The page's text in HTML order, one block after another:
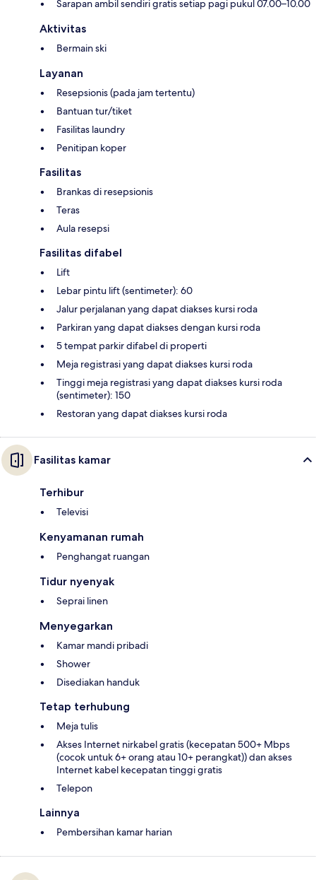
Sarapan ambil sendiri gratis setiap pagi pukul 07.00–10.00
Aktivitas
Bermain ski
Layanan
Resepsionis (pada jam tertentu)
Bantuan tur/tiket
Fasilitas laundry
Penitipan koper
Fasilitas
Brankas di resepsionis
Teras
Aula resepsi
Fasilitas difabel
Lift
Lebar pintu lift (sentimeter): 60
Jalur perjalanan yang dapat diakses kursi roda
Parkiran yang dapat diakses dengan kursi roda
5 tempat parkir difabel di properti
Meja registrasi yang dapat diakses kursi roda
Tinggi meja registrasi yang dapat diakses kursi roda
(sentimeter): 150
Restoran yang dapat diakses kursi roda
Fasilitas kamar
Terhibur
Televisi
Kenyamanan rumah
Penghangat ruangan
Tidur nyenyak
Seprai linen
Menyegarkan
Kamar mandi pribadi
Shower
Disediakan handuk
Tetap terhubung
Meja tulis
Akses Internet nirkabel gratis (kecepatan 500+ Mbps
(cocok untuk 6+ orang atau 10+ perangkat)) dan akses
Internet kabel kecepatan tinggi gratis
Telepon
Lainnya
Pembersihan kamar harian